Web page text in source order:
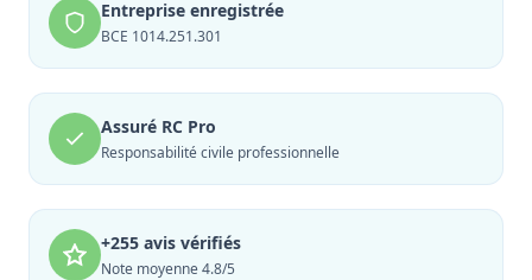
Entreprise enregistrée
BCE 1014.251.301
Assuré RC Pro
Responsabilité civile professionnelle
+255 avis vérifiés
Note moyenne 4.8/5